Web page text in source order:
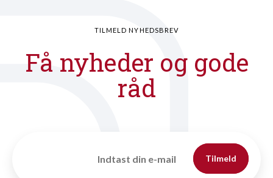
TILMELD NYHEDSBREV
Få nyheder og gode
råd
Tilmeld